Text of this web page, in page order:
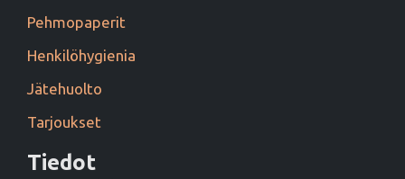
Pehmopaperit
Henkilöhygienia
Jätehuolto
Tarjoukset
Tiedot